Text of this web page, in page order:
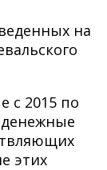
на
с 2015 по
денежные
этих